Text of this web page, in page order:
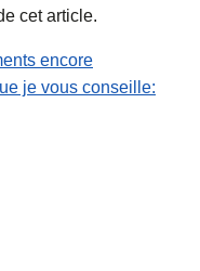
cet article.
encore
je vous conseille: